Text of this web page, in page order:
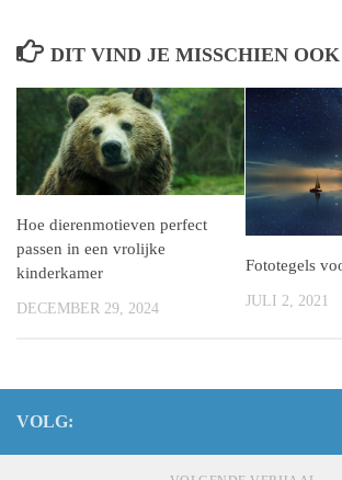
DIT VIND JE MISSCHIEN
Hoe dierenmotieven perfect
passen in een vrolijke
kinderkamer
DECEMBER 29, 2024
Fototegels
JULI 2, 2021
VOLG: